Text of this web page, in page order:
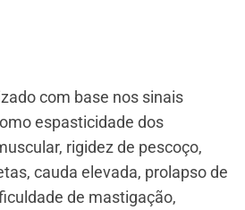
com base nos sinais
espasticidade dos
rigidez de pescoço,
cauda elevada, prolapso de
de mastigação,